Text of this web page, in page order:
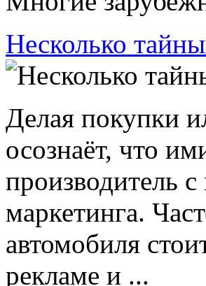
Несколько
Делая покупки
осознаёт, что
производитель
маркетинга.
автомобиля
рекламе и ...